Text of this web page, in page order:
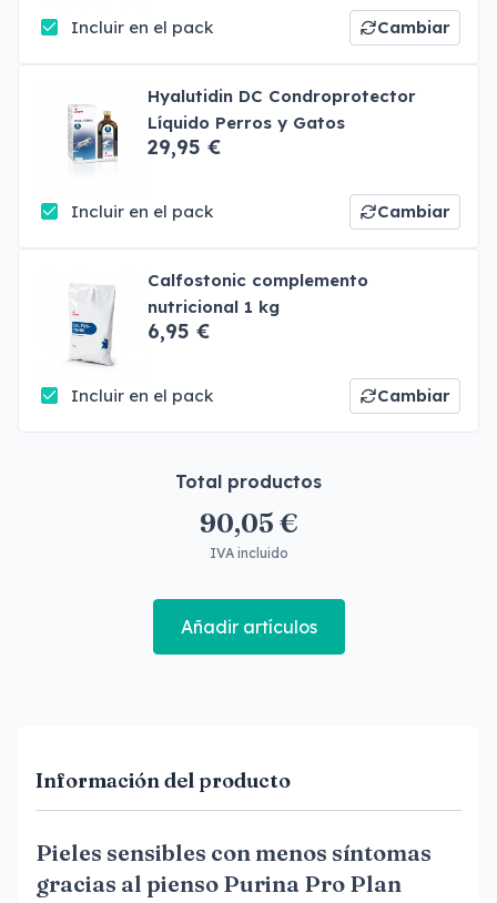
Incluir en el pack Cambiar
Hyalutidin DC Condroprotector
Líquido Perros y Gatos
29,95 €
Incluir en el pack Cambiar
Calfostonic complemento
nutricional 1 kg
6,95 €
Incluir en el pack Cambiar
Total productos
90,05 €
IVA incluido
Añadir artículos
Información del producto
Pieles sensibles con menos síntomas
gracias al pienso Purina Pro Plan